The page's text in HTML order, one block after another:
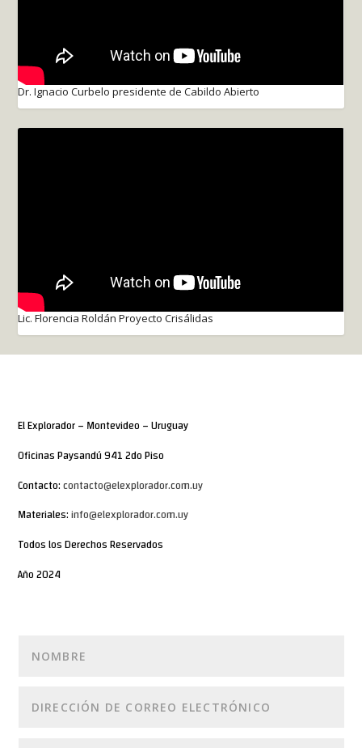
Dr. Ignacio Curbelo presidente de Cabildo Abierto
Lic. Florencia Roldán Proyecto Crisálidas
El Explorador – Montevideo – Uruguay
Oficinas Paysandú 941 2do Piso
Contacto:contacto@elexplorador.com.uy
Materiales:info@elexplorador.com.uy
Todos los Derechos Reservados
Año 2024